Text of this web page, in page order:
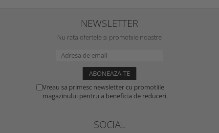
NEWSLETTER
Nu rata ofertele si promotiile noastre
Vreau sa primesc newsletter cu promotiile
magazinului pentru a beneficia de reduceri.
SOCIAL